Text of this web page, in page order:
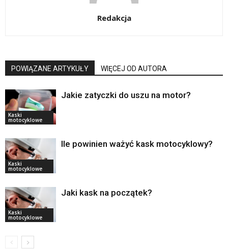
Redakcja
POWIĄZANE ARTYKUŁY WIĘCEJ OD AUTORA
Kaski
motocyklowe
Jakie zatyczki do uszu na motor?
Kaski
motocyklowe
Ile powinien ważyć kask motocyklowy?
Kaski
motocyklowe
Jaki kask na początek?